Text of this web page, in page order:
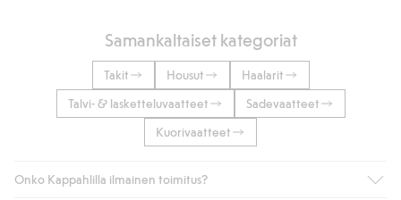
Samankaltaiset kategoriat
Takit Housut
Haalarit
Talvi- & lasketteluvaatteet
Sadevaatteet
Kuorivaatteet
Onko Kappahlilla ilmainen toimitus?